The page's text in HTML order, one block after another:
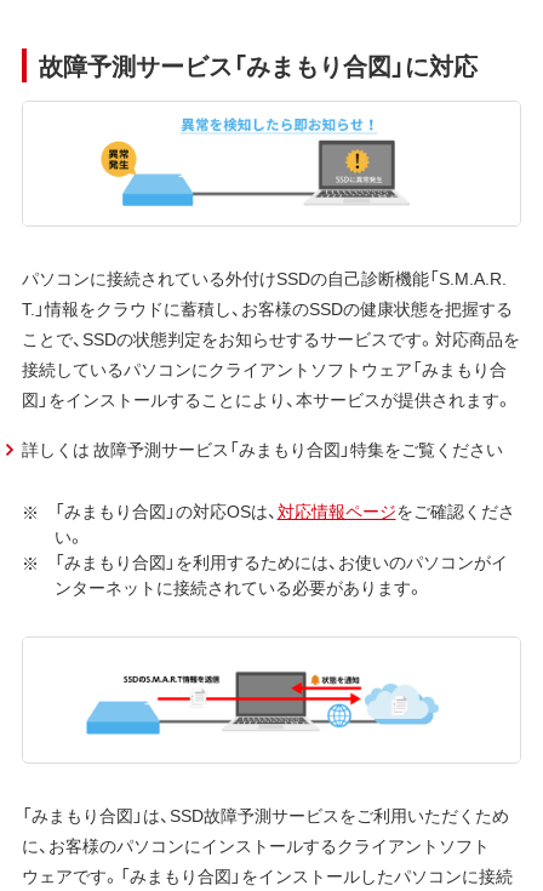
故障予測サービス「みまもり合図」に対応
パソコンに接続されている外付けSSDの自己診断機能「S.M.A.R.
T.」情報をクラウドに蓄積し、お客様のSSDの健康状態を把握する
ことで、SSDの状態判定をお知らせするサービスです。対応商品を
接続しているパソコンにクライアントソフトウェア「みまもり合
図」をインストールすることにより、本サービスが提供されます。
詳しくは 故障予測サービス「みまもり合図」特集をご覧ください
「みまもり合図」の対応OSは、 対応情報ページをご確認くださ
い。
「みまもり合図」を利用するためには、お使いのパソコンがイ
ンターネットに接続されている必要があります。
「みまもり合図」は、SSD故障予測サービスをご利用いただくため
に、お客様のパソコンにインストールするクライアントソフト
ウェアです。「みまもり合図」をインストールしたパソコンに接続